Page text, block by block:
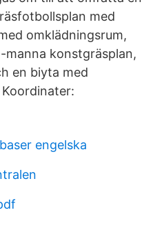
med
omklädningsrum,
manna konstgräsplan,
en biyta med
engelska